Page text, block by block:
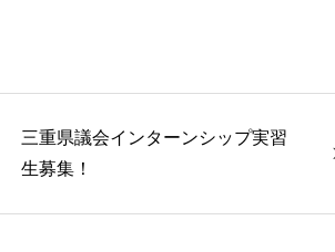
三重県議会インターンシップ実習
生募集！